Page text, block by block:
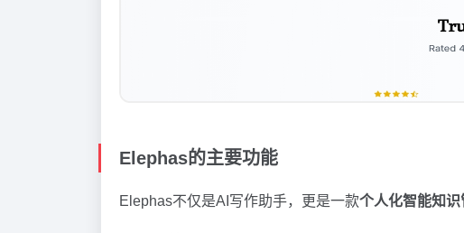
Elephas的主要功能
Elephas不仅是AI写作助手，更是一款个人化智能知识